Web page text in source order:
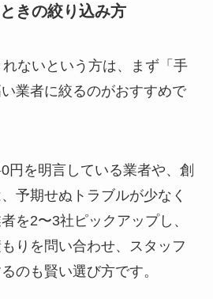
きの絞り込み方
ないという方は、まず「手
業者に絞るのがおすすめで
円を明言している業者や、創
予期せぬトラブルが少なく
を2〜3社ピックアップし、
りを問い合わせ、スタッフ
のも賢い選び方です。